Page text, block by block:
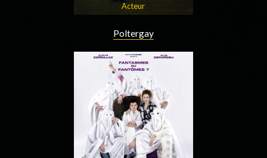
Acteur
Poltergay